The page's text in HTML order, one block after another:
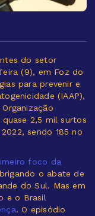
do setor
(9), em Foz do
para prevenir e
(IAAP),
2,5 mil surtos
sendo 185 no
foco da
o abate de
do Sul. Mas em
e o Brasil
. O episódio